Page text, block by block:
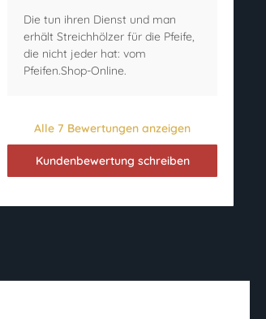
Die tun ihren Dienst und man
erhält Streichhölzer für die Pfeife,
die nicht jeder hat: vom
Pfeifen.Shop-Online.
Alle 7 Bewertungen anzeigen
Kundenbewertung schreiben